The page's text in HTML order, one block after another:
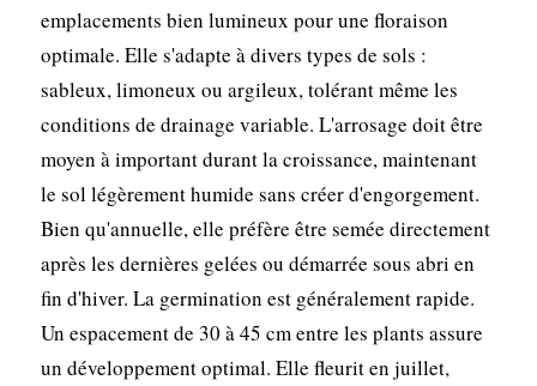
emplacements bien lumineux pour une floraison
optimale. Elle s'adapte à divers types de sols :
sableux, limoneux ou argileux, tolérant même les
conditions de drainage variable. L'arrosage doit être
moyen à important durant la croissance, maintenant
le sol légèrement humide sans créer d'engorgement.
Bien qu'annuelle, elle préfère être semée directement
après les dernières gelées ou démarrée sous abri en
fin d'hiver. La germination est généralement rapide.
Un espacement de 30 à 45 cm entre les plants assure
un développement optimal. Elle fleurit en juillet,